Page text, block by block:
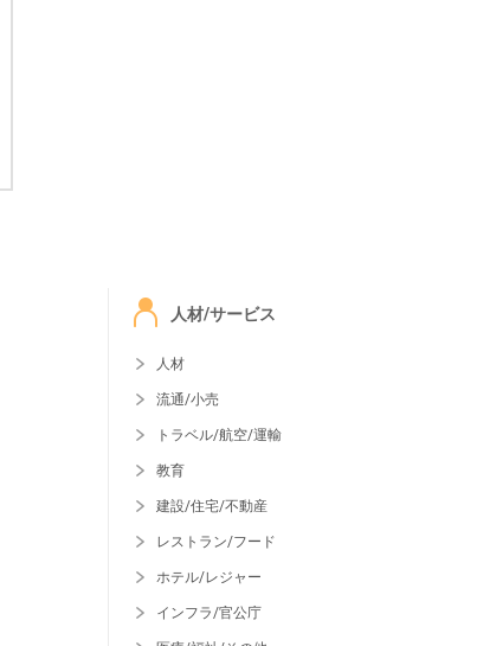
人材/サービス
人材
流通/小売
トラベル/航空/運輸
教育
建設/住宅/不動産
レストラン/フード
ホテル/レジャー
インフラ/官公庁